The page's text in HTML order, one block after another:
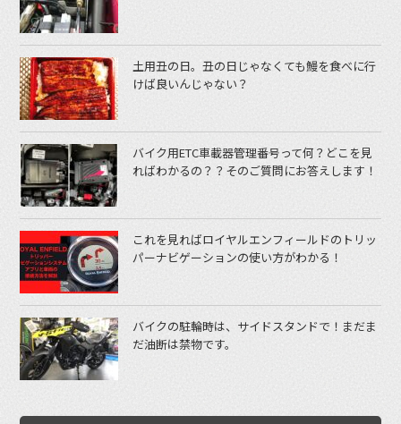
土用丑の日。丑の日じゃなくても鰻を食べに行
けば良いんじゃない？
バイク用ETC車載器管理番号って何？どこを見
ればわかるの？？そのご質問にお答えします！
これを見ればロイヤルエンフィールドのトリッ
パーナビゲーションの使い方がわかる！
バイクの駐輪時は、サイドスタンドで！まだま
だ油断は禁物です。